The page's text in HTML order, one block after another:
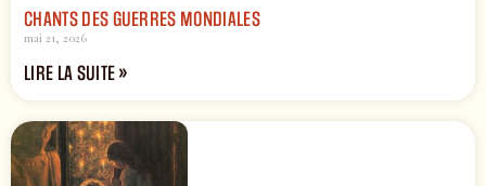
CHANTS DES GUERRES MONDIALES
mai 21, 2026
LIRE LA SUITE »